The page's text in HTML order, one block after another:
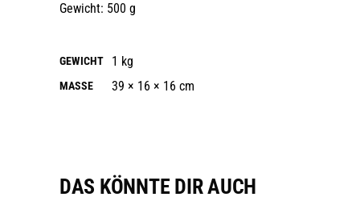
Gewicht: 500 g
GEWICHT 1 kg
MASSE 39 × 16 × 16 cm
DAS KÖNNTE DIR AUCH